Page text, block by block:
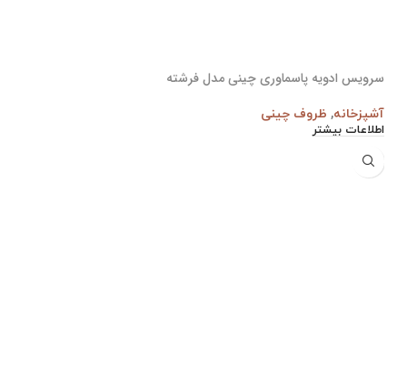
سرویس ادویه پاسماوری چینی مدل فرشته
آشپزخانه, ظروف چینی
اطلاعات بیشتر